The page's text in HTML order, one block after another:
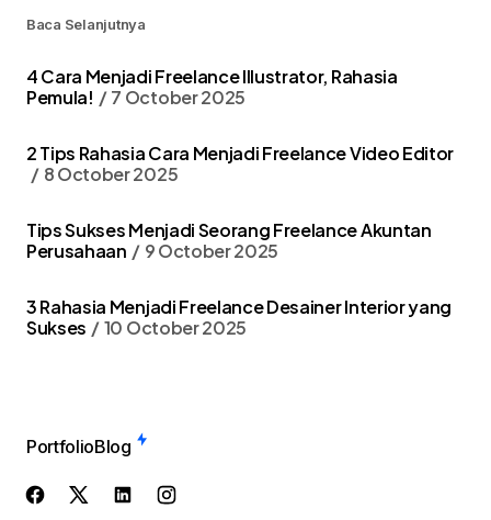
Baca Selanjutnya
4 Cara Menjadi Freelance Illustrator, Rahasia
Pemula!
7 October 2025
2 Tips Rahasia Cara Menjadi Freelance Video Editor
8 October 2025
Tips Sukses Menjadi Seorang Freelance Akuntan
Perusahaan
9 October 2025
3 Rahasia Menjadi Freelance Desainer Interior yang
Sukses
10 October 2025
PortfolioBlog